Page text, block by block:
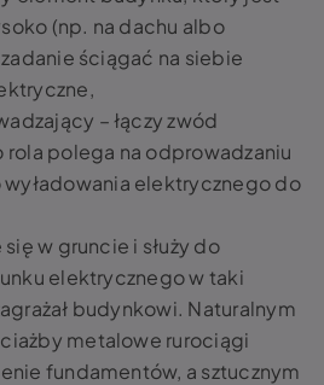
(np. na dachu albo
ściągać na siebie
– łączy zwód
rola polega na odprowadzaniu
elektrycznego do
w gruncie i służy do
elektrycznego w taki
budynkowi. Naturalnym
metalowe rurociągi
fundamentów, a sztucznym